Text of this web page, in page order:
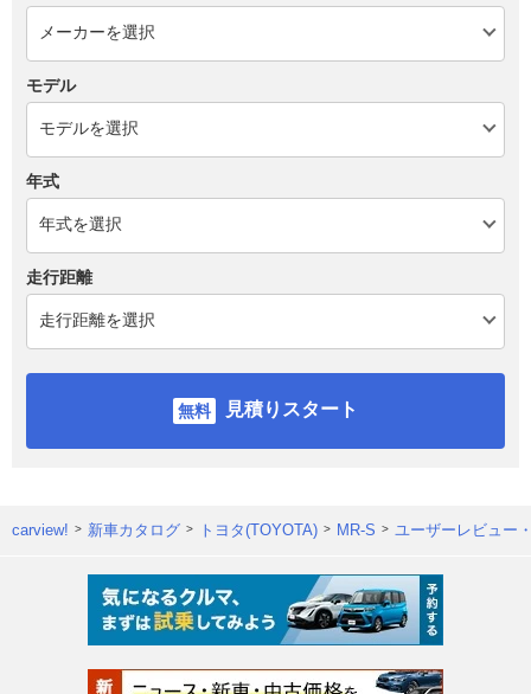
モデル
年式
走行距離
見積りスタート
carview! 新車カタログ トヨタ(TOYOTA) MR-S ユーザーレビュー